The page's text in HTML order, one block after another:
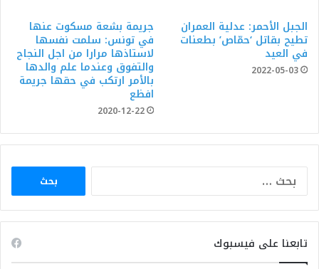
الجبل الأحمر: عدلية العمران
تطيح بقاتل ‘حمّاص’ بطعنات
في العيد
2022-05-03
جريمة بشعة مسكوت عنها
في تونس: سلمت نفسها
لاستاذها مرارا من اجل النجاح
والتفوق وعندما علم والدها
بالأمر ارتكب في حقها جريمة
افظع
2020-12-22
البحث
تابعنا على فيسبوك